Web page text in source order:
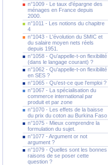
n°1009 - Le taux d'épargne des
ménages en France depuis
2000.
n°1011 - Les notions du chapitre
4
n°1043 - L'évolution du SMIC et
du salaire moyen nets réels
depuis 1951.
n°1058 - Qu'appelle-t-on flexibilité
(dans le langage courant) ?
n°1062 - Qu'appelle-t-on flexibilité
en SES ?
n°1065 - Qu'est-ce que l'emploi ?
n°1067 - La spécialisation du
commerce international par
produit et par zone
n°1070 - Les effets de la baisse
du prix du coton au Burkina Faso
n°1075 - Mieux comprendre la
formulation du sujet.
n°1077 - Argument or not
argument ?
n°1079 - Quelles sont les bonnes
raisons de se poser cette
question ?